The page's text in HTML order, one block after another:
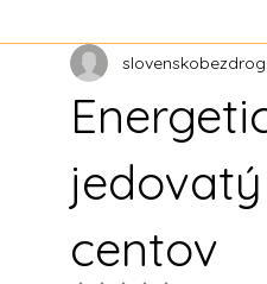
Nezaradené Výsledky
Výsledky drogovej prevencie
centov
slovenskobezdrog